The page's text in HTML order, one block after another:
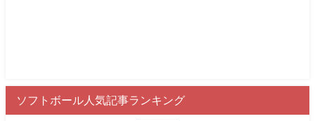
ソフトボール人気記事ランキング